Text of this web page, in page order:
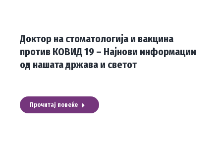
Доктор на стоматологија и вакцина
против КОВИД 19 – Најнови информации
од нашата држава и светот
Прочитај повеќе